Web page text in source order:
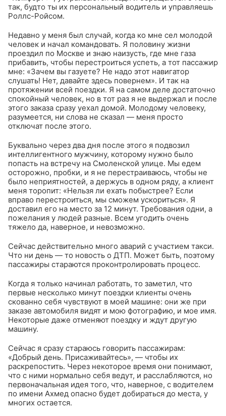
так, будто ты их персональный водитель и управляешь
Роллс-Ройсом.
Недавно у меня был случай, когда ко мне сел молодой
человек и начал командовать. Я половину жизни
проездил по Москве и знаю наизусть, где мне газа
прибавить, чтобы перестроиться успеть, а тот пассажир
мне: «Зачем вы газуете? Не надо этот навигатор
слушать! Нет, давайте здесь повернем». И так на
протяжении всей поездки. Я на самом деле достаточно
спокойный человек, но в тот раз я не выдержал и после
этого заказа сразу уехал домой. Молодому человеку,
разумеется, ни слова не сказал — меня просто
отключат после этого.
Буквально через два дня после этого я подвозил
интеллигентного мужчину, которому нужно было
попасть на встречу на Смоленской улице. Мы едем
осторожно, пробки, и я не перестраиваюсь, чтобы не
было неприятностей, а держусь в одном ряду, а клиент
меня торопит: «Нельзя ли ехать побыстрее? Если
вправо перестроиться, мы сможем ускориться». Я
доставил его на место за 12 минут. Требования одни, а
пожелания у людей разные. Всем угодить очень
тяжело да, наверное, и невозможно.
Сейчас действительно много аварий с участием такси.
Что ни день — то новость о ДТП. Может быть, поэтому
пассажиры стараются проконтролировать процесс.
Когда я только начинал работать, то заметил, что
первые несколько минут поездки клиенты очень
скованно себя чувствуют в моей машине: они же при
заказе автомобиля видят и мою фотографию, и мое имя.
Некоторые даже отменяют поездку и ждут другую
машину.
Сейчас я сразу стараюсь говорить пассажирам:
«Добрый день. Присаживайтесь», — чтобы их
раскрепостить. Через некоторое время они понимают,
что с ними нормально себя ведут, и расслабляются, но
первоначальная идея того, что, наверное, с водителем
по имени Ахмед опасно будет добираться до места, у
многих остается.